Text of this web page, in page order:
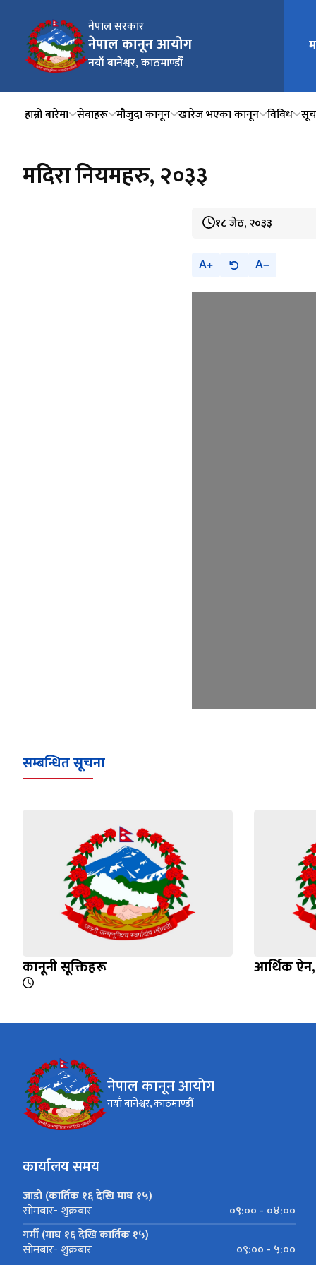
नेपाल सरकार
नेपाल कानून आयोग
नयाँ बानेश्वर, काठमाण्डौँ
मुख्य
हाम्रो बारेमा सेवाहरू मौजुदा कानून खारेज भएका कानून विविध
मदिरा नियमहरु, २०३३
१८ जेठ, २०३३
A A
सम्बन्धित सूचना
कानूनी सूक्तिहरू आर्थिक
नेपाल कानून आयोग
नयाँ बानेश्वर, काठमाण्डौँ
कार्यालय समय
जाडो (कार्तिक १६ देखि माघ १५)
सोमबार- शुक्रबार
०९:०० - ०४:००
गर्मी (माघ १६ देखि कार्तिक १५)
सोमबार- शुक्रबार ०९:०० - ५:००